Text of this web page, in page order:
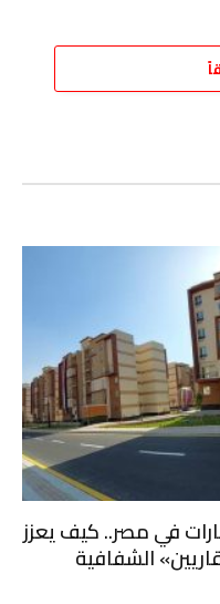
في مصر.. كيف يعزز
الشفافية